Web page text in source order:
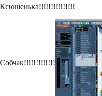
Ксюшенька!!!!!!!!!!!!!!!
Собчак!!!!!!!!!!!!!